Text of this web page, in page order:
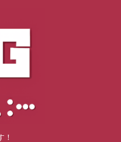
！